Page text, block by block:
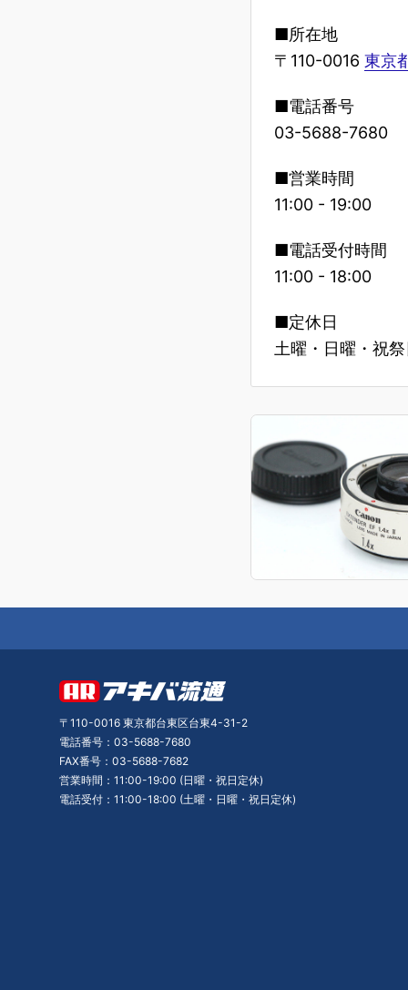
■所在地
〒110-0016 東京
■電話番号
03-5688-7680
■営業時間
11:00 - 19:00
■電話受付時間
11:00 - 18:00
■定休日
土曜・日曜・祝
〒110-0016 東京都台東区台東4-31-2
電話番号：03-5688-7680
FAX番号：03-5688-7682
営業時間：11:00-19:00 (日曜・祝日定休)
電話受付：11:00-18:00 (土曜・日曜・祝日定休)